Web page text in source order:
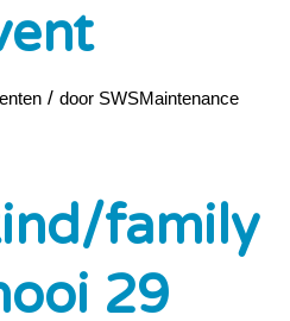
/ door SWSMaintenance
family
29